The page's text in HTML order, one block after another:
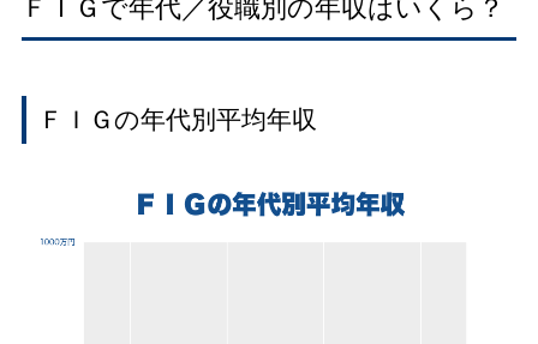
ＦＩＧで年代／役職別の年収はいくら？
ＦＩＧの年代別平均年収